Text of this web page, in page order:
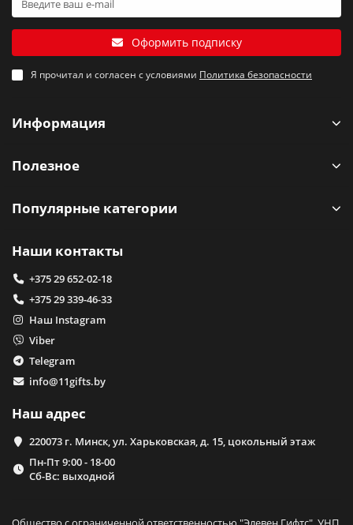
Оформить подписку
Я прочитал и согласен с условиями Политика безопасности
Информация
Полезное
Популярные категории
Наши контакты
+375 29 652-02-18
+375 29 339-46-33
Наш Instagram
Viber
Telegram
info@11gifts.by
Наш адрес
220073 г. Минск, ул. Харьковская, д. 15, цокольный этаж
Пн-Пт 9:00 - 18-00
Сб-Вс: выходной